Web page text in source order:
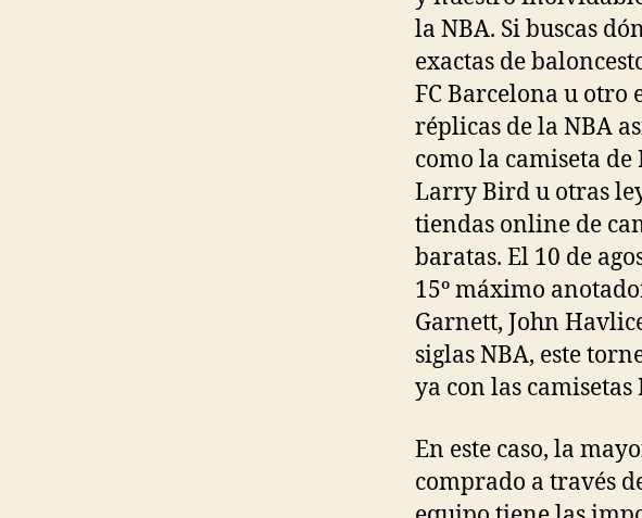
la NBA. Si buscas
exactas de
FC Barcelona u otro
réplicas de la NBA
como la camiseta
Larry Bird u otras
tiendas online de
baratas. El 10 de
15º máximo
Garnett, John
siglas NBA, este
ya con las
En este caso, la
comprado a través